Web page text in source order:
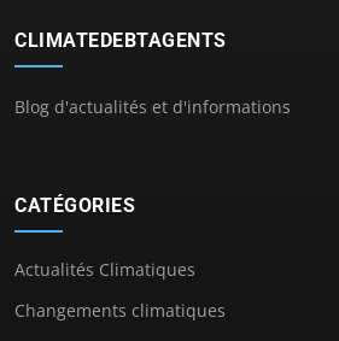
CLIMATEDEBTAGENTS
Blog d'actualités et d'informations
CATÉGORIES
Actualités Climatiques
Changements climatiques